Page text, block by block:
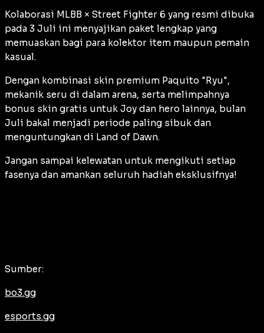
Kolaborasi MLBB × Street Fighter 6 yang resmi dibuka
pada 3 Juli ini menyajikan paket lengkap yang
memuaskan bagi para kolektor item maupun pemain
kasual.
Dengan kombinasi skin premium Paquito "Ryu",
mekanik seru di dalam arena, serta melimpahnya
bonus skin gratis untuk Joy dan hero lainnya, bulan
Juli bakal menjadi periode paling sibuk dan
menguntungkan di Land of Dawn.
Jangan sampai kelewatan untuk mengikuti setiap
fasenya dan amankan seluruh hadiah eksklusifnya!
Sumber:
bo3.gg
esports.gg